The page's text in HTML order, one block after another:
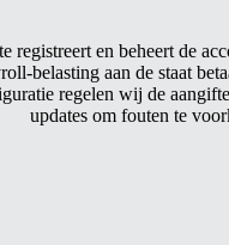
registreert en beheert de
belasting aan de staat
regelen wij de
updates om fouten te